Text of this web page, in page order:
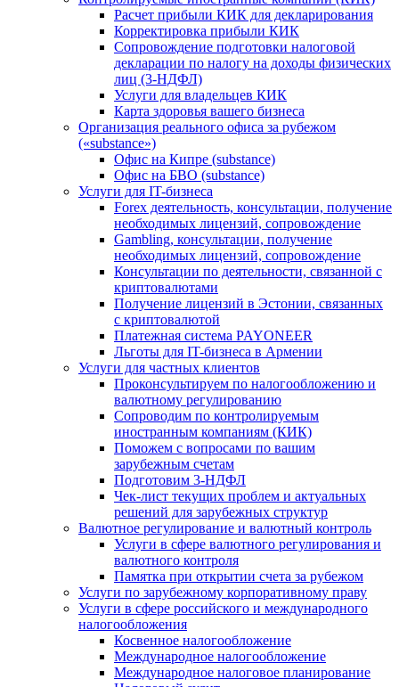
Расчет прибыли КИК для декларирования
Корректировка прибыли КИК
Сопровождение подготовки налоговой
декларации по налогу на доходы физических
лиц (3-НДФЛ)
Услуги для владельцев КИК
Карта здоровья вашего бизнеса
Организация реального офиса за рубежом
(«substance»)
Офис на Кипре (substance)
Офис на БВО (substance)
Услуги для IT-бизнеса
Forex деятельность, консультации, получение
необходимых лицензий, сопровождение
Gambling, консультации, получение
необходимых лицензий, сопровождение
Консультации по деятельности, связанной с
криптовалютами
Получение лицензий в Эстонии, связанных
с криптовалютой
Платежная система PAYONEER
Льготы для IT-бизнеса в Армении
Услуги для частных клиентов
Проконсультируем по налогообложению и
валютному регулированию
Сопроводим по контролируемым
иностранным компаниям (КИК)
Поможем с вопросами по вашим
зарубежным счетам
Подготовим 3-НДФЛ
Чек-лист текущих проблем и актуальных
решений для зарубежных структур
Валютное регулирование и валютный контроль
Услуги в сфере валютного регулирования и
валютного контроля
Памятка при открытии счета за рубежом
Услуги по зарубежному корпоративному праву
Услуги в сфере российского и международного
налогообложения
Косвенное налогообложение
Международное налогообложение
Международное налоговое планирование